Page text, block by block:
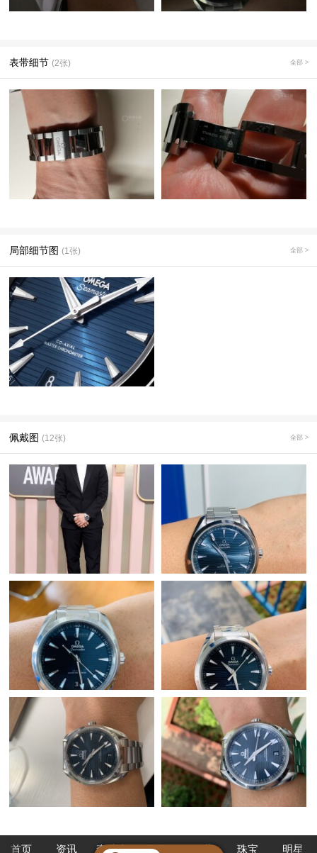
表带细节 (2张) 全部 >
局部细节图 (1张) 全部 >
佩戴图 (12张) 全部 >
首页 资讯 查腕表 论坛 作业 珠宝 明星